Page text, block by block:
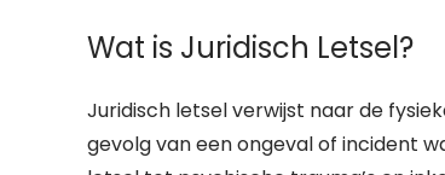
Wat is Juridisch Letsel?
Juridisch letsel verwijst naar de
gevolg van een ongeval of incident